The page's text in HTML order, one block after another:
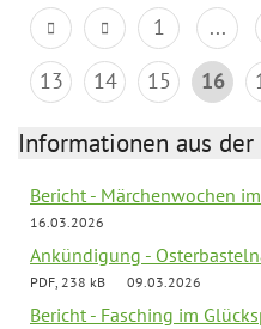
1 ...
13
14 15 16
Informationen aus
Bericht - Märchenwochen
16.03.2026
Ankündigung -
PDF, 238 kB 09.03.2026
Bericht - Fasching im